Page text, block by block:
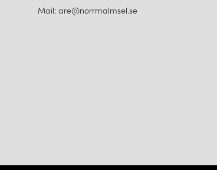
Mail: are@norrmalmsel.se